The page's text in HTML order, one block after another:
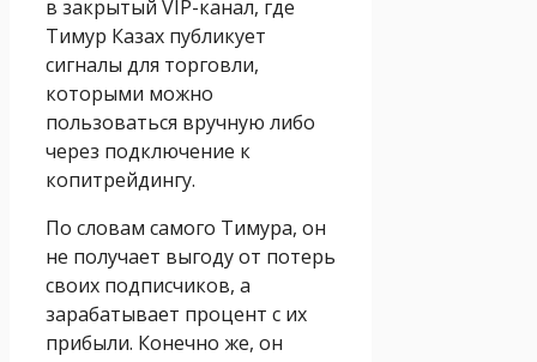
в закрытый VIP-канал, где
Тимур Казах публикует
сигналы для торговли,
которыми можно
пользоваться вручную либо
через подключение к
копитрейдингу.
По словам самого Тимура, он
не получает выгоду от потерь
своих подписчиков, а
зарабатывает процент с их
прибыли. Конечно же, он